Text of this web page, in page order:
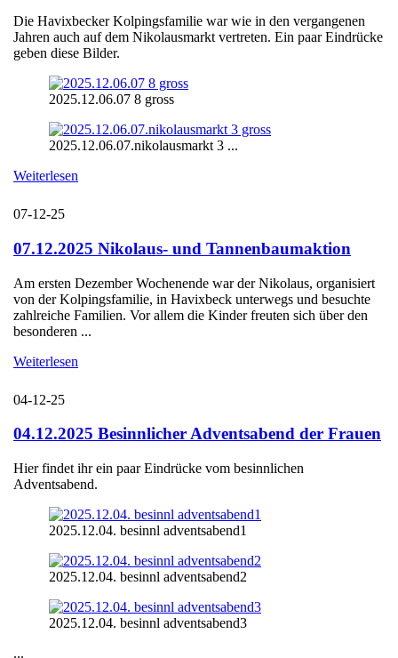
Die Havixbecker Kolpingsfamilie war wie in den vergangenen
Jahren auch auf dem Nikolausmarkt vertreten. Ein paar Eindrücke
geben diese Bilder.
2025.12.06.07 8 gross
2025.12.06.07.nikolausmarkt 3 ...
Weiterlesen
07-12-25
07.12.2025 Nikolaus- und Tannenbaumaktion
Am ersten Dezember Wochenende war der Nikolaus, organisiert
von der Kolpingsfamilie, in Havixbeck unterwegs und besuchte
zahlreiche Familien. Vor allem die Kinder freuten sich über den
besonderen ...
Weiterlesen
04-12-25
04.12.2025 Besinnlicher Adventsabend der Frauen
Hier findet ihr ein paar Eindrücke vom besinnlichen
Adventsabend.
2025.12.04. besinnl adventsabend1
2025.12.04. besinnl adventsabend2
2025.12.04. besinnl adventsabend3
...